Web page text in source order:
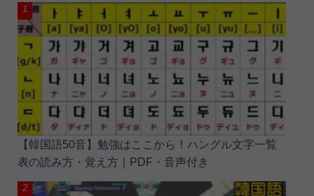
【韓国語50音】勉強はここから！ハングル文字一覧
表の読み方・覚え方｜PDF・音声付き